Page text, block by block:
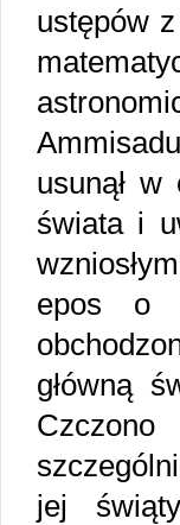
ustępów
usunął
świata i
epos o
główną
jej